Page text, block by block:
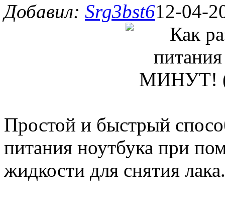
Добавил: Srg3bst612-04-
Простой и быстрый
питания ноутбука при
жидкости для снятия лака.